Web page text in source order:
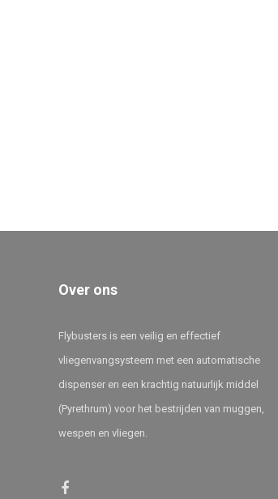
Over ons
Flybusters is een veilig en effectief
vliegenvangsysteem met een automatische
dispenser en een krachtig natuurlijk middel
(Pyrethrum) voor het bestrijden van muggen,
wespen en vliegen.